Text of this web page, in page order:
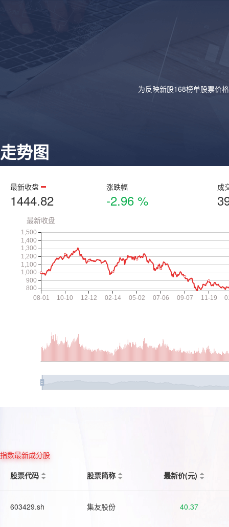
为反映新股168榜单股票价
走势图
最新收盘
1444.82
涨跌幅
-2.96 %
成
指数最新成分股
股票代码
股票简称 最新价(元)
603429.sh 集友股份 40.37